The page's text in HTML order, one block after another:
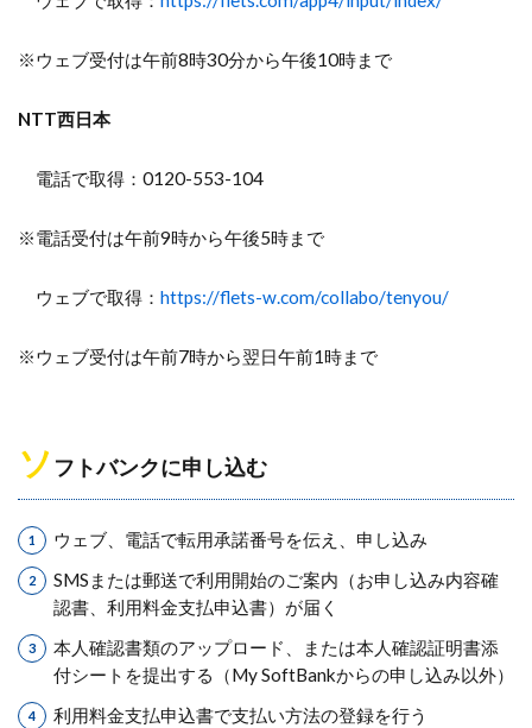
※ウェブ受付は午前8時30分から午後10時まで
NTT西日本
電話で取得：0120-553-104
※電話受付は午前9時から午後5時まで
ウェブで取得： https://flets-w.com/collabo/tenyou/
※ウェブ受付は午前7時から翌日午前1時まで
ソ フトバンクに申し込む
ウェブ、電話で転用承諾番号を伝え、申し込み
SMSまたは郵送で利用開始のご案内（お申し込み内容確
認書、利用料金支払申込書）が届く
本人確認書類のアップロード、または本人確認証明書添
付シートを提出する（My SoftBankからの申し込み以外）
利用料金支払申込書で支払い方法の登録を行う